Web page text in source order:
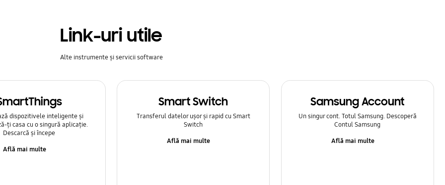
Link-uri utile
Alte instrumente și servicii software
dispozitivele inteligente și
ți casa cu o singură aplicație.
Descarcă și începe
Află mai multe
Smart Switch
Transferul datelor ușor și rapid cu Smart
Switch
Află mai multe
Samsung Account
Un singur cont. Totul Samsung. Descoperă
Contul Samsung
Află mai multe